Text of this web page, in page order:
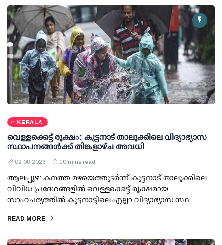
KERALA
വെള്ളക്കെട്ട് രൂക്ഷം: കുട്ടനാട് താലൂക്കിലെ വിദ്യാഭ്യാസ
സ്ഥാപനങ്ങള്‍ക്ക് തിങ്കളാഴ്ച അവധി
09 08 2026 10 mins read
ആലപ്പുഴ: കനത്ത മഴയെത്തുടര്‍ന്ന് കുട്ടനാട് താലൂക്കിലെ
വിവിധ പ്രദേശങ്ങളില്‍ വെള്ളക്കെട്ട് രൂക്ഷമായ
സാഹചര്യത്തില്‍ കുട്ടനാട്ടിലെ എല്ലാ വിദ്യാഭ്യാസ സ്ഥ
READ MORE